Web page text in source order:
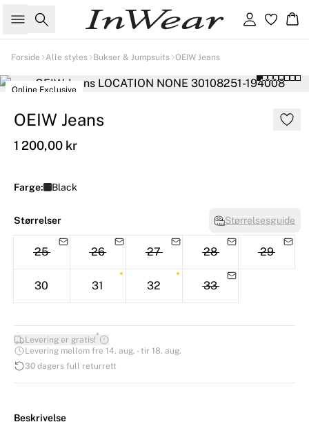
Søk Logg inn
Forside Alle styles Bukser & Jumpsuits OEIW Jeans
Online Exclusive
OEIW Jeans
1 200,00 kr
Farge: Black
Størrelser Størrelsesguide
25 26 27 28 29
30 31 32 33
Levering er gratis!*
Levering mellom fre 14. aug. - tir 18. aug.
30 dagers full returrett
Beskrivelse